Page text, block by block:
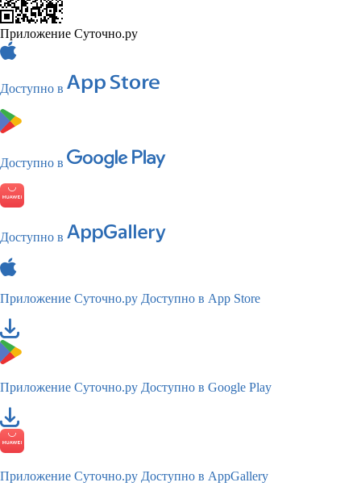
Приложение Суточно.ру
Доступно в
Доступно в
Доступно в
Приложение Суточно.ру Доступно в App Store
Приложение Суточно.ру Доступно в Google Play
Приложение Суточно.ру Доступно в AppGallery